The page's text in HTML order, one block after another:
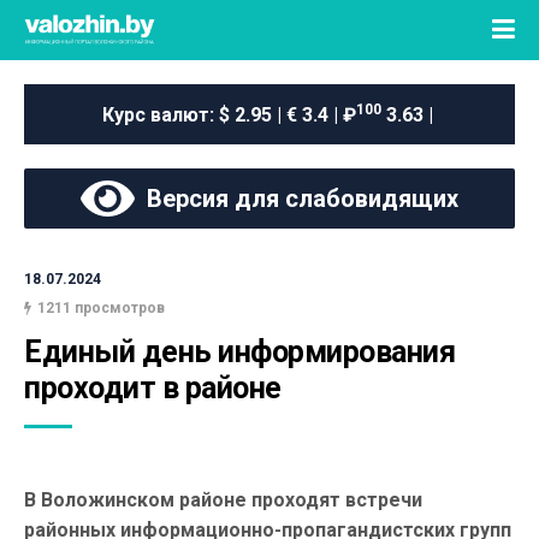
Курс валют: $ 2.95 | € 3.4 | ₽1003.63 |
Версия для слабовидящих
18.07.2024
1211 просмотров
Единый день информирования
проходит в районе
В Воложинском районе проходят встречи
районных информационно-пропагандистских групп